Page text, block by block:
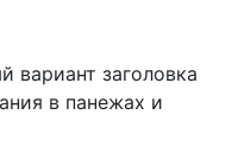
вариант заголовка
в панежах и